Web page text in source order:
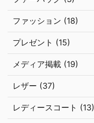
ファッション (18)
プレゼント (15)
メディア掲載 (19)
レザー (37)
レディースコート (13)